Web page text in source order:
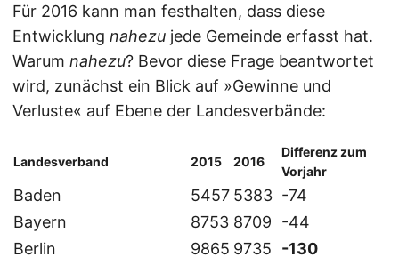
Für 2016 kann man festhalten, dass diese
Entwicklung nahezu jede Gemeinde erfasst hat.
Warum nahezu? Bevor diese Frage beantwortet
wird, zunächst ein Blick auf »Gewinne und
Verluste« auf Ebene der Landesverbände:
Landesverband 2015 2016
Differenz zum
Vorjahr
Baden 5457 5383 -74
Bayern
8753 8709
-44
Berlin
9865 9735
-130